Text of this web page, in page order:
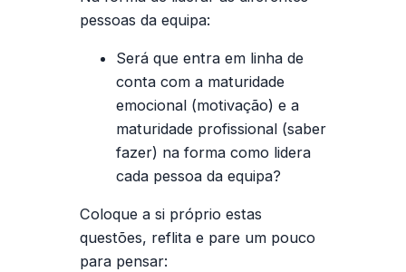
pessoas da equipa:
Será que entra em linha de
conta com a maturidade
emocional (motivação) e a
maturidade profissional (saber
fazer) na forma como lidera
cada pessoa da equipa?
Coloque a si próprio estas
questões, reflita e pare um pouco
para pensar: